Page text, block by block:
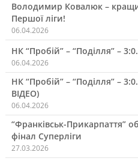
Володимир Ковалюк –
Першої ліги!
06.04.2026
НК “Пробій” – “Поділля” –
06.04.2026
НК “Пробій” – “Поділля” –
ВІДЕО)
06.04.2026
“Франківськ-Прикарпаття”
фінал Суперліги
27.03.2026